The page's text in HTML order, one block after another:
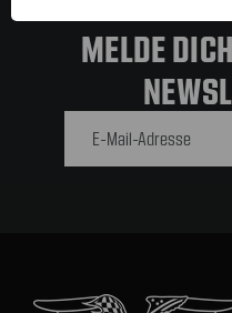
MELDE